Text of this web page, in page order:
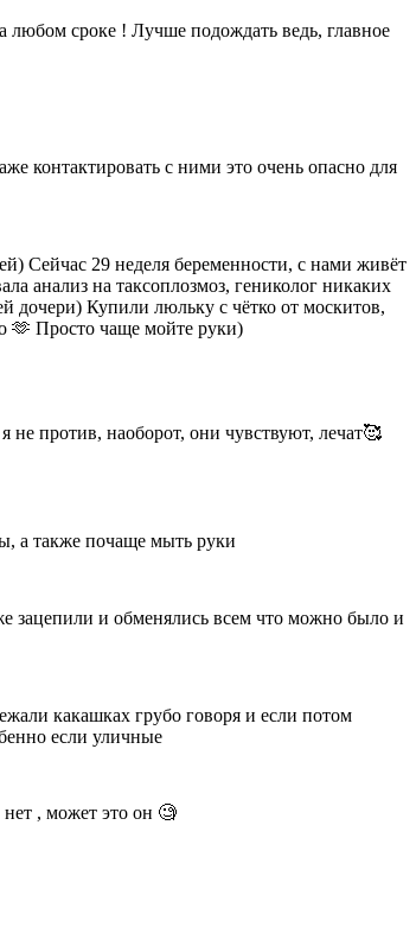
любом сроке ! Лучше подождать ведь, главное
контактировать с ними это очень опасно для
Сейчас 29 неделя беременности, с нами живёт
анализ на таксоплозмоз, гениколог никаких
дочери) Купили люльку с чётко от москитов,
🫶 Просто чаще мойте руки)
против, наоборот, они чувствуют, лечат🥰
а также почаще мыть руки
зацепили и обменялись всем что можно было и
какашках грубо говоря и если потом
если уличные
нет , может это он 🧐